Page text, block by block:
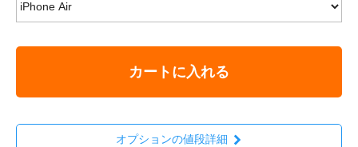
カートに入れる
オプションの値段詳細